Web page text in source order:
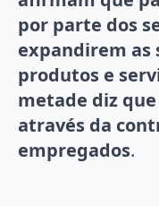
por parte dos
expandirem as
produtos e
metade diz
através da
empregados.